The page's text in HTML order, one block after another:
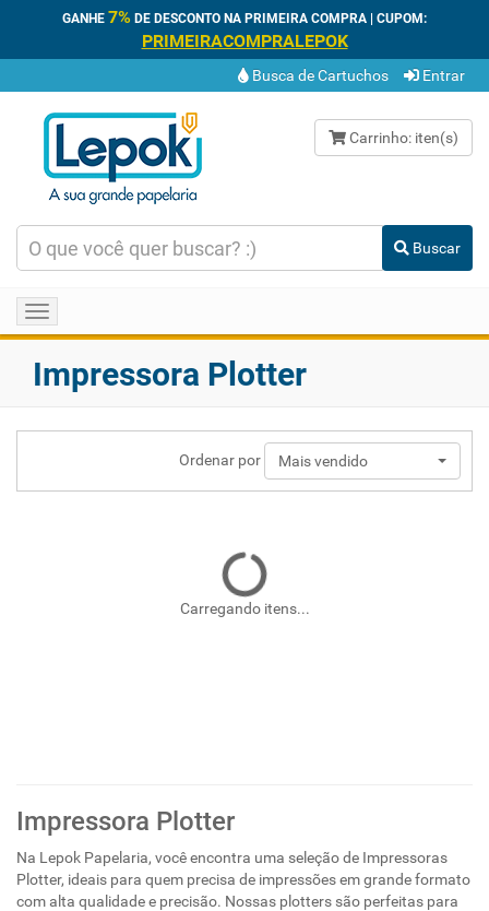
GANHE 7% DE DESCONTO NA PRIMEIRA COMPRA | CUPOM:
PRIMEIRACOMPRALEPOK
Busca de Cartuchos Entrar
Carrinho: iten(s)
Buscar
Toggle
navigation
Impressora Plotter
Ordenar por Mais vendido
Carregando itens...
Impressora Plotter
Na Lepok Papelaria, você encontra uma seleção de Impressoras
Plotter, ideais para quem precisa de impressões em grande formato
com alta qualidade e precisão. Nossas plotters são perfeitas para